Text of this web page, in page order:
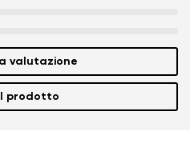
valutazione
prodotto